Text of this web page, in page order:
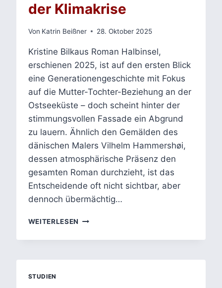
der Klimakrise
Von Katrin Beißner 28. Oktober 2025
Kristine Bilkaus Roman Halbinsel,
erschienen 2025, ist auf den ersten Blick
eine Generationengeschichte mit Fokus
auf die Mutter-Tochter-Beziehung an der
Ostseeküste – doch scheint hinter der
stimmungsvollen Fassade ein Abgrund
zu lauern. Ähnlich den Gemälden des
dänischen Malers Vilhelm Hammershøi,
dessen atmosphärische Präsenz den
gesamten Roman durchzieht, ist das
Entscheidende oft nicht sichtbar, aber
dennoch übermächtig…
WEITERLESEN KRISTINE
HALBINSEL:
STUDIEN